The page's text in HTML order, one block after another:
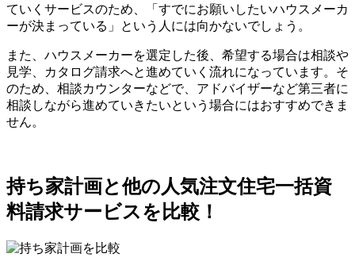
ていくサービスのため、「すでにお願いしたいハウスメーカ
ーが決まっている」という人には向かないでしょう。
また、ハウスメーカーを選定した後、希望する場合は相談や
見学、カタログ請求へと進めていく流れになっています。そ
のため、相談カウンターなどで、アドバイザーなど第三者に
相談しながら進めていきたいという場合にはおすすめできま
せん。
持ち家計画と他の人気注文住宅一括資
料請求サービスを比較！